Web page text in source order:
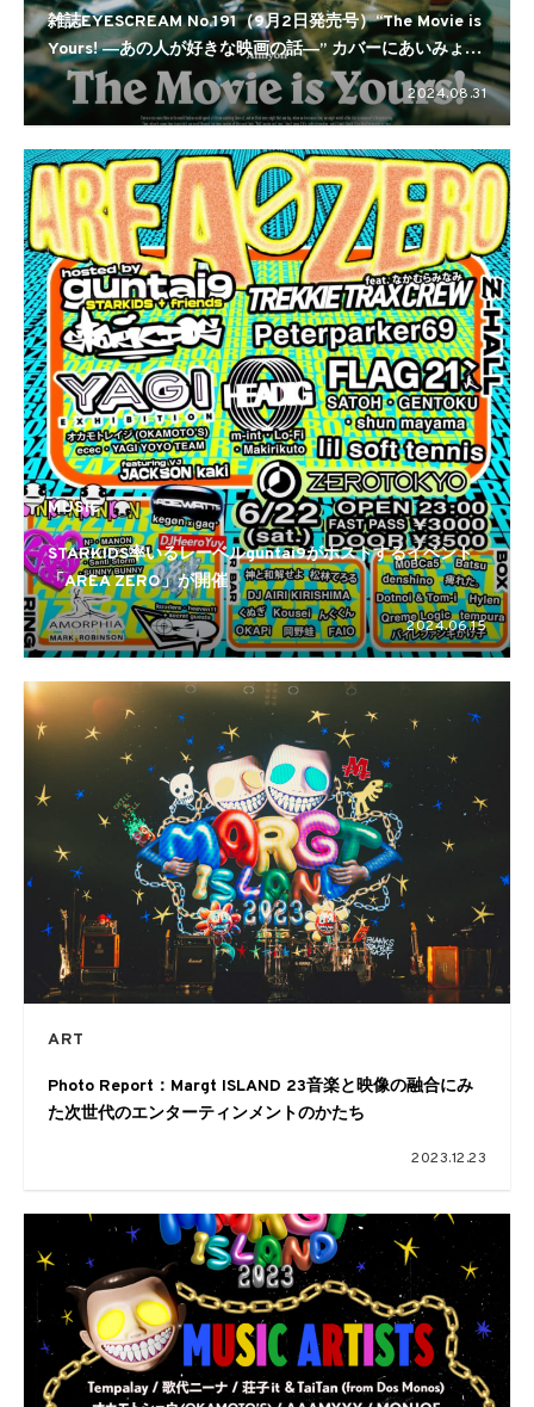
雑誌EYESCREAM No.191（9月2日発売号）“The Movie is
Yours! ―あの人が好きな映画の話―” カバーにあいみょん
が出演!
2024.08.31
MUSIC
STARKIDS率いるレーベルguntai9がホストするイベント
「AREA ZERO」が開催
2024.06.15
ART
Photo Report：Margt ISLAND 23音楽と映像の融合にみ
た次世代のエンターティンメントのかたち
2023.12.23